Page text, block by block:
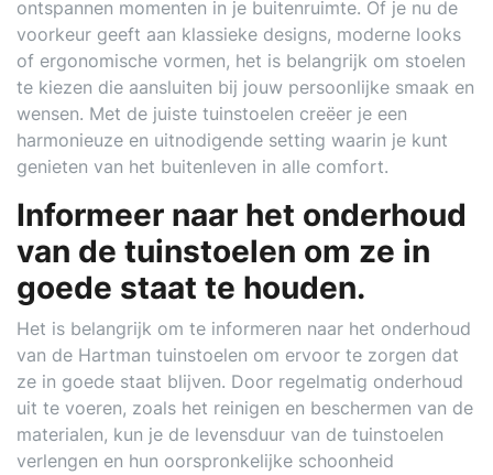
ontspannen momenten in je buitenruimte. Of je nu de
voorkeur geeft aan klassieke designs, moderne looks
of ergonomische vormen, het is belangrijk om stoelen
te kiezen die aansluiten bij jouw persoonlijke smaak en
wensen. Met de juiste tuinstoelen creëer je een
harmonieuze en uitnodigende setting waarin je kunt
genieten van het buitenleven in alle comfort.
Informeer naar het onderhoud
van de tuinstoelen om ze in
goede staat te houden.
Het is belangrijk om te informeren naar het onderhoud
van de Hartman tuinstoelen om ervoor te zorgen dat
ze in goede staat blijven. Door regelmatig onderhoud
uit te voeren, zoals het reinigen en beschermen van de
materialen, kun je de levensduur van de tuinstoelen
verlengen en hun oorspronkelijke schoonheid